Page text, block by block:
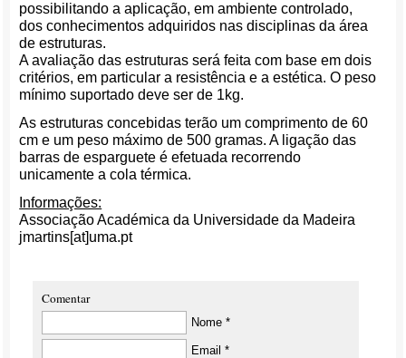
possibilitando a aplicação, em ambiente controlado,
dos conhecimentos adquiridos nas disciplinas da área
de estruturas.
A avaliação das estruturas será feita com base em dois
critérios, em particular a resistência e a estética. O peso
mínimo suportado deve ser de 1kg.
As estruturas concebidas terão um comprimento de 60
cm e um peso máximo de 500 gramas. A ligação das
barras de esparguete é efetuada recorrendo
unicamente a cola térmica.
Informações:
Associação Académica da Universidade da Madeira
jmartins[at]uma.pt
Comentar
Nome *
Email *